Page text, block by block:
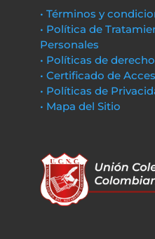
• Términos y
• Política de
Personales
• Políticas de
• Certificado de
• Políticas de
• Mapa del Sitio